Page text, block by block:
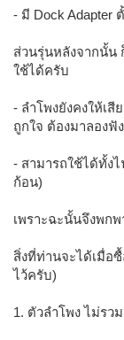
- มี Dock Adapter
ส่วนรุ่นหลังจากนั้น
ใช้ได้ครับ
- ลำโพงยังคงให้เ
ถูกใจ ต้องมาลองฟัง
- สามารถใช้ได้ทั้ง
ก้อน)
เพราะฉะนั้นจึงพก
สิ่งที่ท่านจะได้เมื่อ
ไว้ครับ)
1. ตัวลำโพง ไม่รว